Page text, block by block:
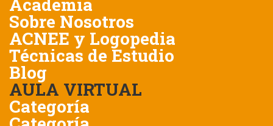
Academia
Sobre Nosotros
ACNEE y Logopedia
Técnicas de Estudio
Blog
AULA VIRTUAL
Categoría